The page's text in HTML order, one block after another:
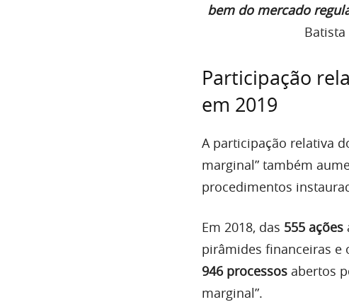
bem do mercado
Participação
em 2019
A participação relativa
marginal” também
procedimentos
Em 2018, das 555 ações
pirâmides financeiras e
946 processos abertos
marginal”.